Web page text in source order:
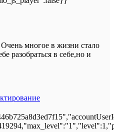
многое в жизни стало
разобраться в себе,но и